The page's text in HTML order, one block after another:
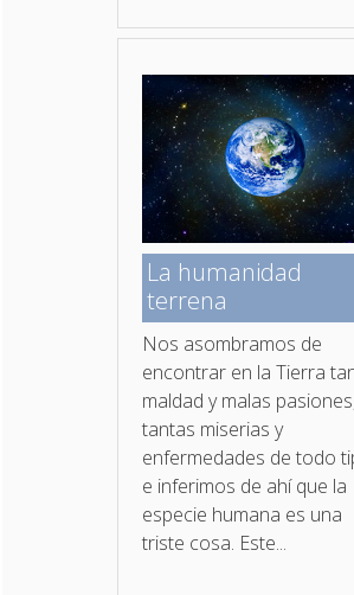
La humanidad
terrena
Nos asombramos de
encontrar en la Tierra
maldad y malas
tantas miserias y
enfermedades de todo
e inferimos de ahí que la
especie humana es una
triste cosa. Este...